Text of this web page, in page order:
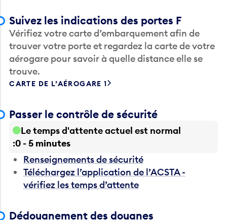
Suivez les indications des portes F
Vérifiez votre carte d’embarquement afin de
trouver votre porte et regardez la carte de votre
aérogare pour savoir à quelle distance elle se
trouve.
CARTE DE L’AÉROGARE 1
Passer le contrôle de sécurité
Le temps d'attente actuel est normal
0 - 5 minutes
Renseignements de sécurité
Téléchargez l’application de l’ACSTA -
vérifiez les temps d’attente
Dédouanement des douanes